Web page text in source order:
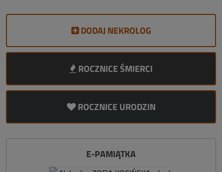
DODAJ NEKROLOG
ROCZNICE ŚMIERCI
ROCZNICE URODZIN
E-PAMIĄTKA